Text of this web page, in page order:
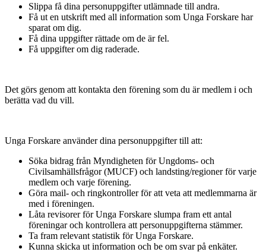
Slippa få dina personuppgifter utlämnade till andra.
Få ut en utskrift med all information som Unga Forskare har
sparat om dig.
Få dina uppgifter rättade om de är fel.
Få uppgifter om dig raderade.
Det görs genom att kontakta den förening som du är medlem i och
berätta vad du vill.
Unga Forskare använder dina personuppgifter till att:
Söka bidrag från Myndigheten för Ungdoms- och
Civilsamhällsfrågor (MUCF) och landsting/regioner för varje
medlem och varje förening.
Göra mail- och ringkontroller för att veta att medlemmarna är
med i föreningen.
Låta revisorer för Unga Forskare slumpa fram ett antal
föreningar och kontrollera att personuppgifterna stämmer.
Ta fram relevant statistik för Unga Forskare.
Kunna skicka ut information och be om svar på enkäter.